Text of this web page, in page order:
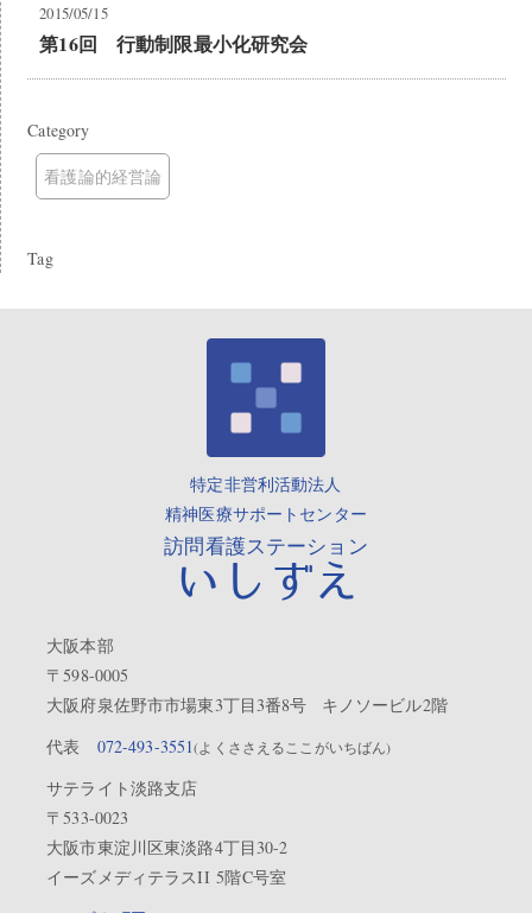
2015/05/15
第16回 行動制限最小化研究会
Category
看護論的経営論
Tag
特定非営利活動法人
精神医療サポートセンター
訪問看護ステーション
いしずえ
大阪本部
〒598-0005
大阪府泉佐野市市場東3丁目3番8号 キノソービル2階
代表 072-493-3551(よくささえるここがいちばん)
サテライト淡路支店
〒533-0023
大阪市東淀川区東淡路4丁目30-2
イーズメディテラスII 5階C号室